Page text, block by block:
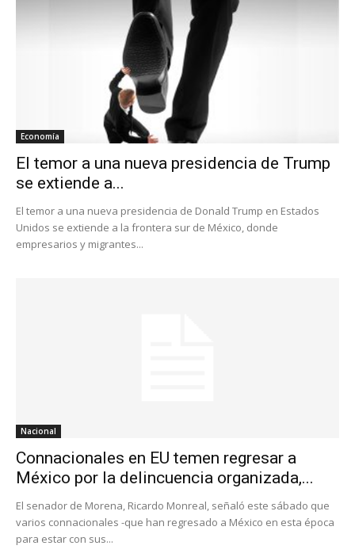
Economía
El temor a una nueva presidencia de Trump
se extiende a...
El temor a una nueva presidencia de Donald Trump en Estados
Unidos se extiende a la frontera sur de México, donde
empresarios y migrantes...
Nacional
Connacionales en EU temen regresar a
México por la delincuencia organizada,...
El senador de Morena, Ricardo Monreal, señaló este sábado que
varios connacionales -que han regresado a México en esta época
para estar con sus...